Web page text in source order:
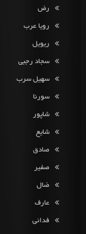
رض
رویا عرب
ریویل
سجاد رجبی
سهیل سرب
سورنا
شاپور
شایع
صادق
صفیر
ضال
عارف
فدائی